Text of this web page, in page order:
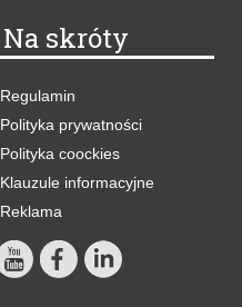
Na skróty
Regulamin
Polityka prywatności
Polityka coockies
Klauzule informacyjne
Reklama